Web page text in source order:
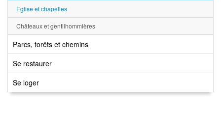
Eglise et chapelles
Châteaux et gentilhommières
Parcs, forêts et chemins
Se restaurer
Se loger